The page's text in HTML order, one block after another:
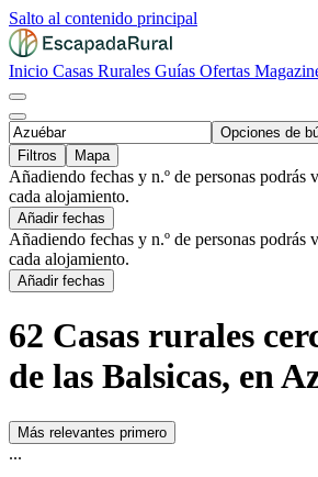
Salto al contenido principal
Inicio Casas Rurales Guías Ofertas
Opciones de
Filtros
Mapa
Añadiendo fechas y n.º de personas podrás
cada alojamiento.
Añadir fechas
Añadiendo fechas y n.º de personas podrás
cada alojamiento.
Añadir fechas
62 Casas rurales
de las Balsicas, en
Más relevantes primero
...